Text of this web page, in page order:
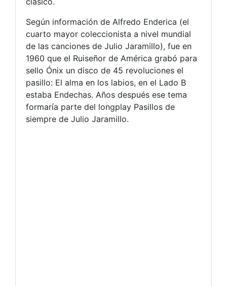
Según información de Alfredo Enderica (el
cuarto mayor coleccionista a nivel mundial
de las canciones de Julio Jaramillo), fue en
1960 que el Ruiseñor de América grabó para
sello Ónix un disco de 45 revoluciones el
pasillo: El alma en los labios, en el Lado B
estaba Endechas. Años después ese tema
formaría parte del longplay Pasillos de
siempre de Julio Jaramillo.